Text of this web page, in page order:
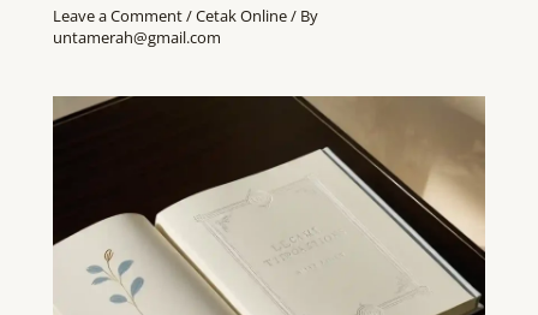
Leave a Comment/Cetak Online/ By
untamerah@gmail.com